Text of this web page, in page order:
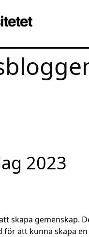
2023
skapa gemenskap.
för att kunna skapa